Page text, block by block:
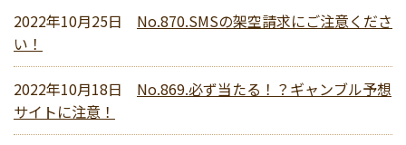
2022年10月25日
No.870.SMSの架空請求にご注意くださ
い！
2022年10月18日
No.869.必ず当たる！？ギャンブル予想
サイトに注意！